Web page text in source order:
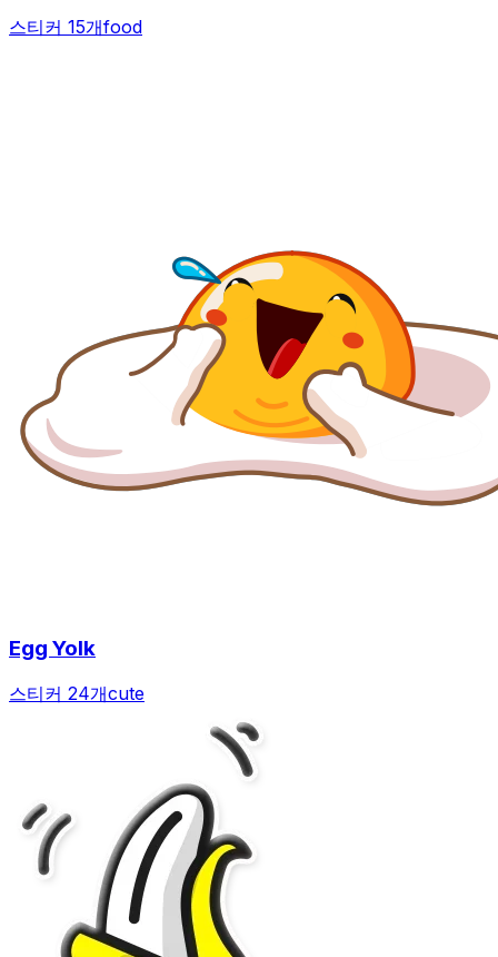
스티커 15개food
Egg Yolk
스티커 24개cute